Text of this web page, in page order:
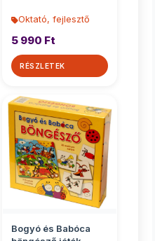
Oktató, fejlesztő
5 990 Ft
RÉSZLETEK
Bogyó és Babóca